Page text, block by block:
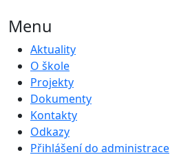
Menu
Aktuality
O škole
Projekty
Dokumenty
Kontakty
Odkazy
Přihlášení do administrace